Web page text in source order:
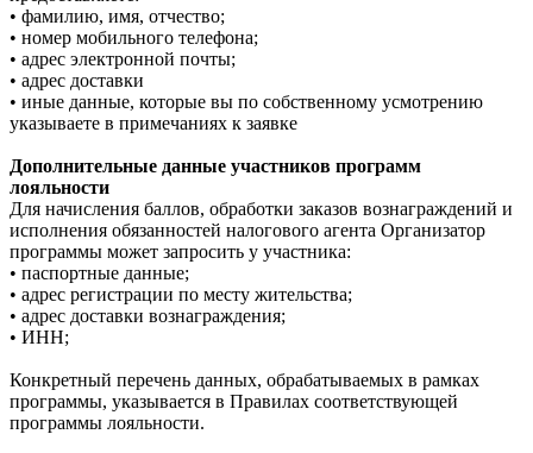
• фамилию, имя, отчество;
• номер мобильного телефона;
• адрес электронной почты;
• адрес доставки
• иные данные, которые вы по собственному усмотрению
указываете в примечаниях к заявке
Дополнительные данные участников программ
лояльности
Для начисления баллов, обработки заказов вознаграждений и
исполнения обязанностей налогового агента Организатор
программы может запросить у участника:
• паспортные данные;
• адрес регистрации по месту жительства;
• адрес доставки вознаграждения;
• ИНН;
Конкретный перечень данных, обрабатываемых в рамках
программы, указывается в Правилах соответствующей
программы лояльности.